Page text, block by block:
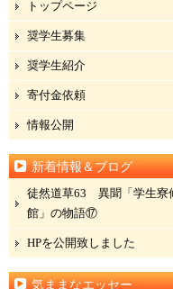
トップページ
奨学生募集
奨学生紹介
寄付金依頼
情報公開
新着情報＆ブログ
徒然道草63 異聞「学生寮
館」の物語⑰
HPを公開致しました
気ままなエッセー